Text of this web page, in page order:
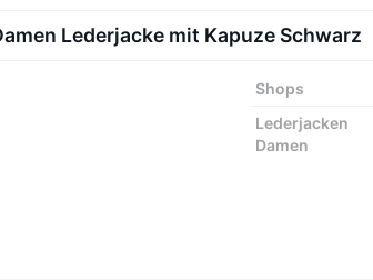
Lederjacke mit Kapuze Schwarz
Shops
Lederjacken
Damen